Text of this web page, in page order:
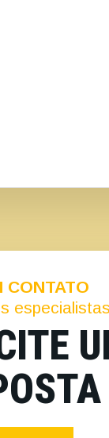
CONTATO
especialistas